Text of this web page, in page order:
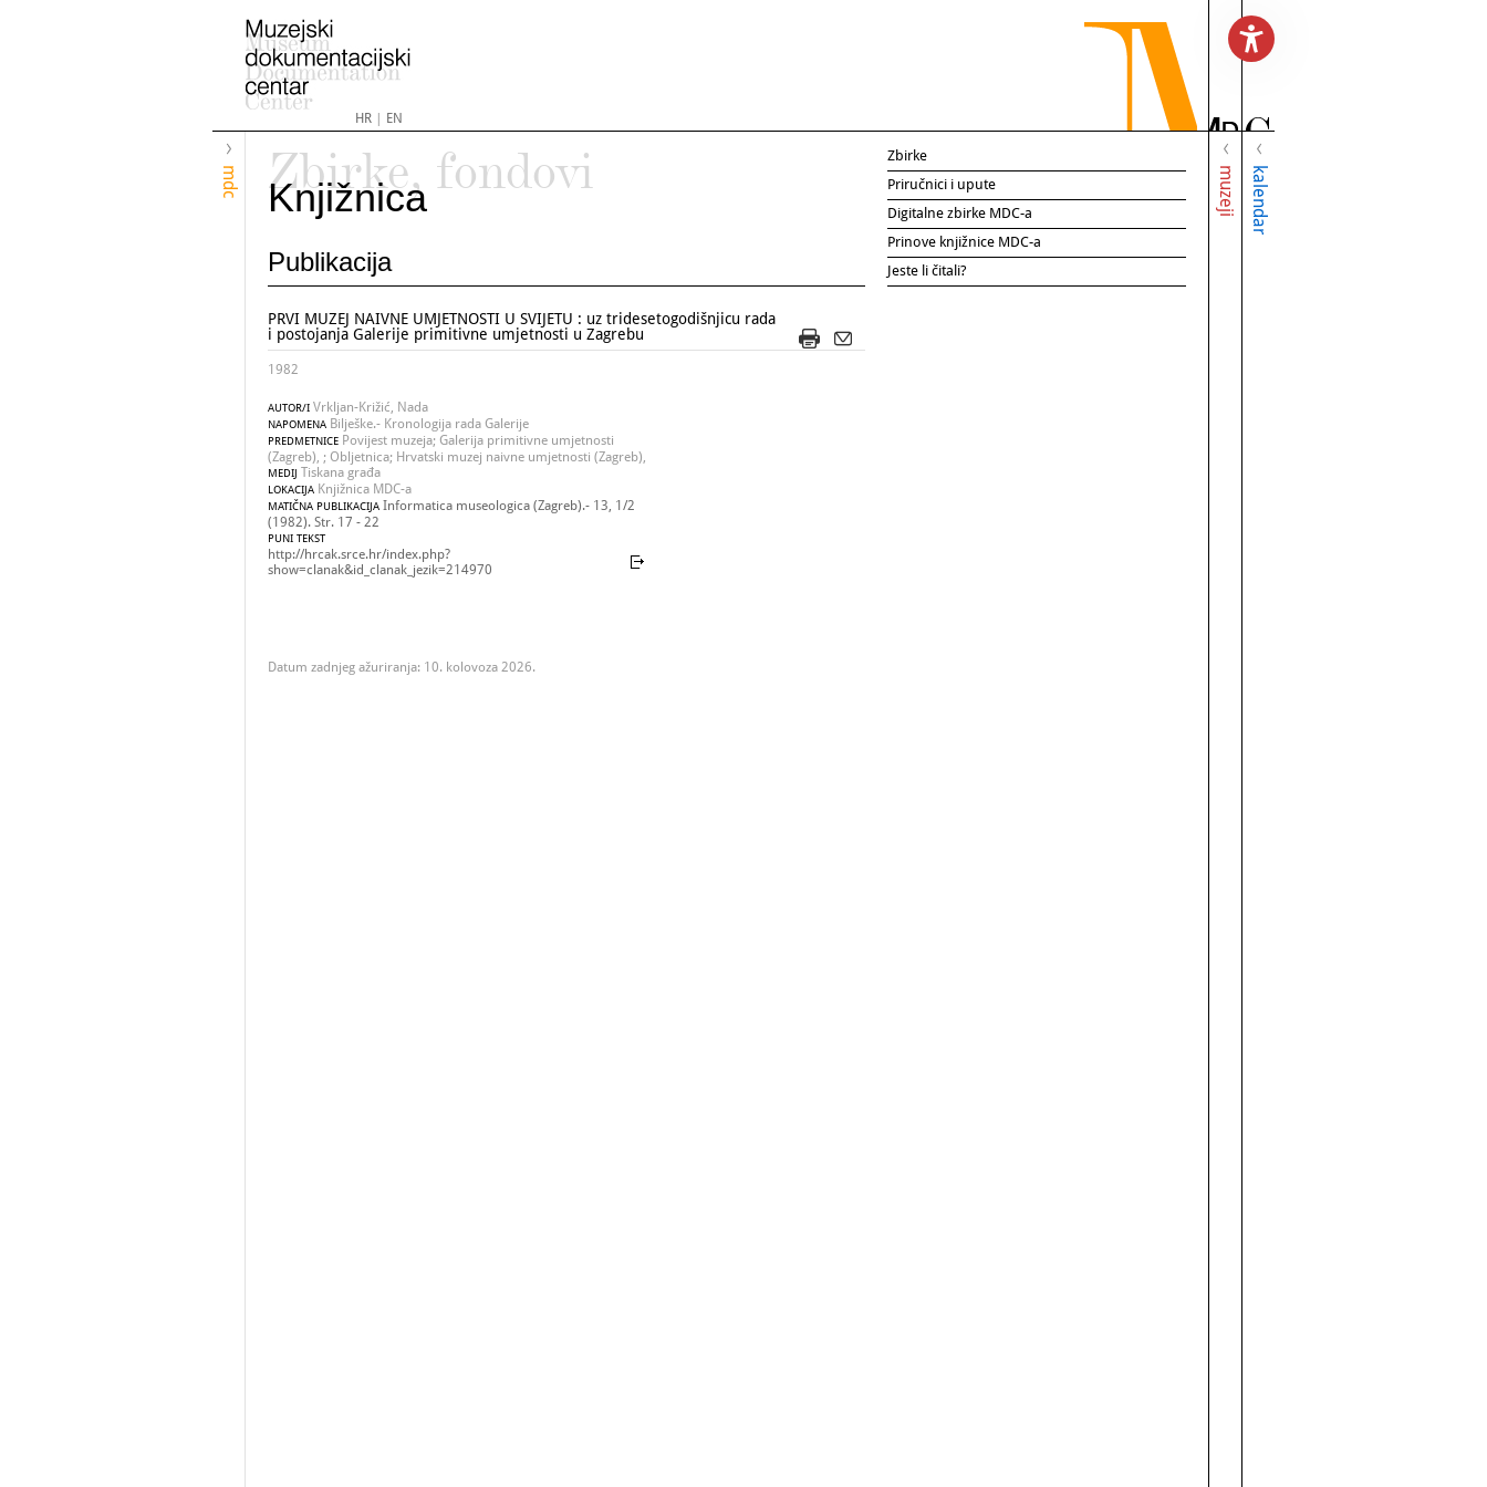
HR| EN
mdc muzeji kalendar
Zbirke, fondovi
Knjižnica
Publikacija
PRVI MUZEJ NAIVNE UMJETNOSTI U SVIJETU : uz tridesetogodišnjicu rada
i postojanja Galerije primitivne umjetnosti u Zagrebu
1982
AUTOR/I Vrkljan-Križić, Nada
NAPOMENA Bilješke.- Kronologija rada Galerije
PREDMETNICE Povijest muzeja; Galerija primitivne umjetnosti
(Zagreb), ; Obljetnica; Hrvatski muzej naivne umjetnosti (Zagreb),
MEDIJ Tiskana građa
LOKACIJA Knjižnica MDC-a
MATIČNA PUBLIKACIJA Informatica museologica (Zagreb).- 13, 1/2
(1982). Str. 17 - 22
PUNI TEKST
http://hrcak.srce.hr/index.php?
show=clanak&id_clanak_jezik=214970
Datum zadnjeg ažuriranja: 10. kolovoza 2026.
Zbirke
Priručnici i upute
Digitalne zbirke MDC-a
Prinove knjižnice MDC-a
Jeste li čitali?